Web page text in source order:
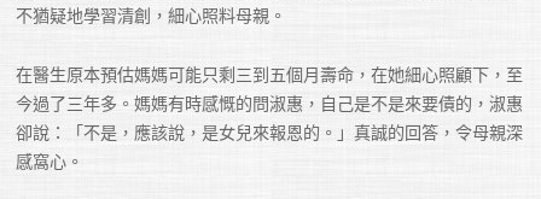
不猶疑地學習清創，細心照料母親。
在醫生原本預估媽媽可能只剩三到五個月壽命，在她細心照顧下，至
今過了三年多。媽媽有時感慨的問淑惠，自己是不是來要債的，淑惠
卻說：「不是，應該說，是女兒來報恩的。」真誠的回答，令母親深
感窩心。